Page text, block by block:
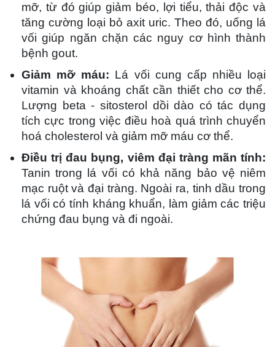
mỡ, từ đó giúp giảm béo, lợi tiểu, thải độc và
tăng cường loại bỏ axit uric. Theo đó, uống lá
vối giúp ngăn chặn các nguy cơ hình thành
bệnh gout.
Giảm mỡ máu: Lá vối cung cấp nhiều loại
vitamin và khoáng chất cần thiết cho cơ thể.
Lượng beta - sitosterol dồi dào có tác dụng
tích cực trong việc điều hoà quá trình chuyển
hoá cholesterol và giảm mỡ máu cơ thể.
Điều trị đau bụng, viêm đại tràng mãn tính:
Tanin trong lá vối có khả năng bảo vệ niêm
mạc ruột và đại tràng. Ngoài ra, tinh dầu trong
lá vối có tính kháng khuẩn, làm giảm các triệu
chứng đau bụng và đi ngoài.